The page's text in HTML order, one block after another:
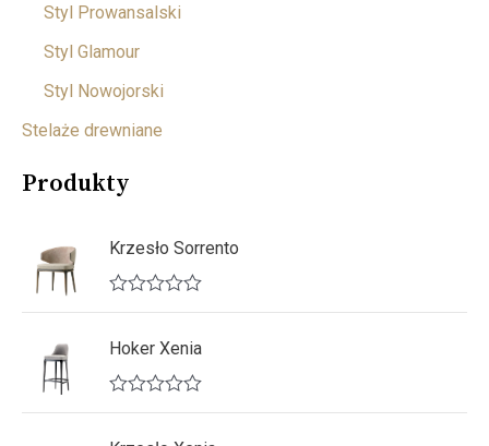
Styl Prowansalski
Styl Glamour
Styl Nowojorski
Stelaże drewniane
Produkty
Krzesło Sorrento
O
e
i
o
n
Hoker Xenia
O